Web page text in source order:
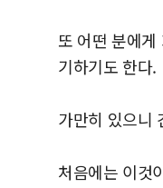
또 어떤 분에
기하기도 한다.
가만히 있으니
처음에는 이것